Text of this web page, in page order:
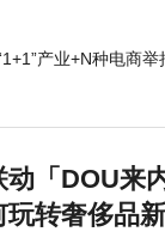
产业+N种电商
动「DOU来
玩转奢侈品